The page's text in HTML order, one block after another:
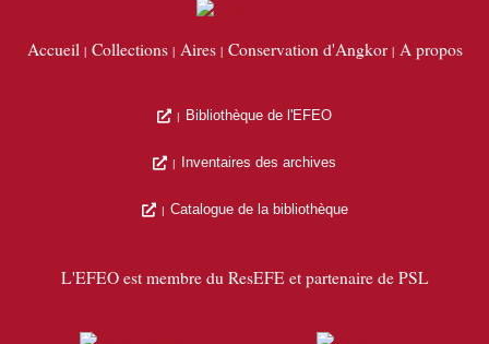
Accueil Collections Aires Conservation d'Angkor A propos
Bibliothèque de l'EFEO
Inventaires des archives
Catalogue de la bibliothèque
L'EFEO est membre du ResEFE et partenaire de PSL